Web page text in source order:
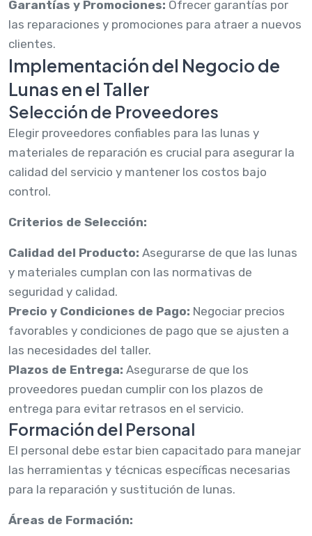
Garantías y Promociones: Ofrecer garantías por
las reparaciones y promociones para atraer a nuevos
clientes.
Implementación del Negocio de
Lunas en el Taller
Selección de Proveedores
Elegir proveedores confiables para las lunas y
materiales de reparación es crucial para asegurar la
calidad del servicio y mantener los costos bajo
control.
Criterios de Selección:
Calidad del Producto: Asegurarse de que las lunas
y materiales cumplan con las normativas de
seguridad y calidad.
Precio y Condiciones de Pago: Negociar precios
favorables y condiciones de pago que se ajusten a
las necesidades del taller.
Plazos de Entrega: Asegurarse de que los
proveedores puedan cumplir con los plazos de
entrega para evitar retrasos en el servicio.
Formación del Personal
El personal debe estar bien capacitado para manejar
las herramientas y técnicas específicas necesarias
para la reparación y sustitución de lunas.
Áreas de Formación: